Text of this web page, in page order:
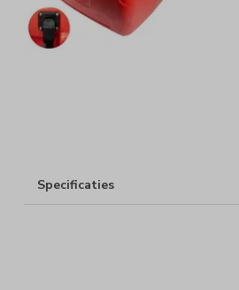
Specificaties